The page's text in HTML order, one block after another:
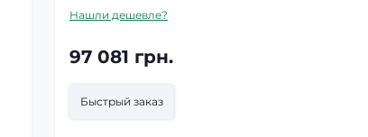
Нашли дешевле?
97 081 грн.
Быстрый заказ